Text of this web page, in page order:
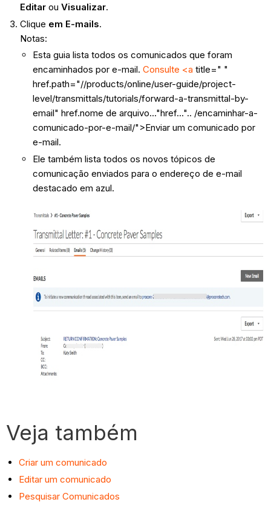
Editarou Visualizar.
Clique em E-mails.
Notas:
Esta guia lista todos os comunicados que foram
encaminhados por e-mail. Consulte <a title=" "
href.path="//products/online/user-guide/project-
level/transmittals/tutorials/forward-a-transmittal-by-
email" href.nome de arquivo..."href...".. /encaminhar-a-
comunicado-por-e-mail/">Enviar um comunicado por
e-mail.
Ele também lista todos os novos tópicos de
comunicação enviados para o endereço de e-mail
destacado em azul.
Veja também
Criar um comunicado
Editar um comunicado
Pesquisar Comunicados